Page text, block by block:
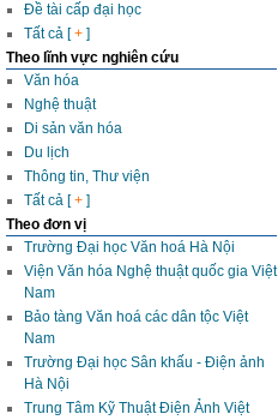
Đề tài cấp đại học
Tất cả [+ ]
Theo lĩnh vực nghiên cứu
Văn hóa
Nghệ thuật
Di sản văn hóa
Du lịch
Thông tin, Thư viện
Tất cả [+ ]
Theo đơn vị
Trường Đại học Văn hoá Hà Nội
Viện Văn hóa Nghệ thuật quốc gia Việt
Nam
Bảo tàng Văn hoá các dân tộc Việt
Nam
Trường Đại học Sân khấu - Điện ảnh
Hà Nội
Trung Tâm Kỹ Thuật Điện Ảnh Việt